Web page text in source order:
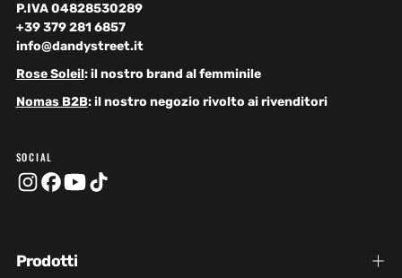
P.IVA 04828530289
+39 379 281 6857
info@dandystreet.it
Rose Soleil: il nostro brand al femminile
Nomas B2B: il nostro negozio rivolto ai rivenditori
SOCIAL
Prodotti